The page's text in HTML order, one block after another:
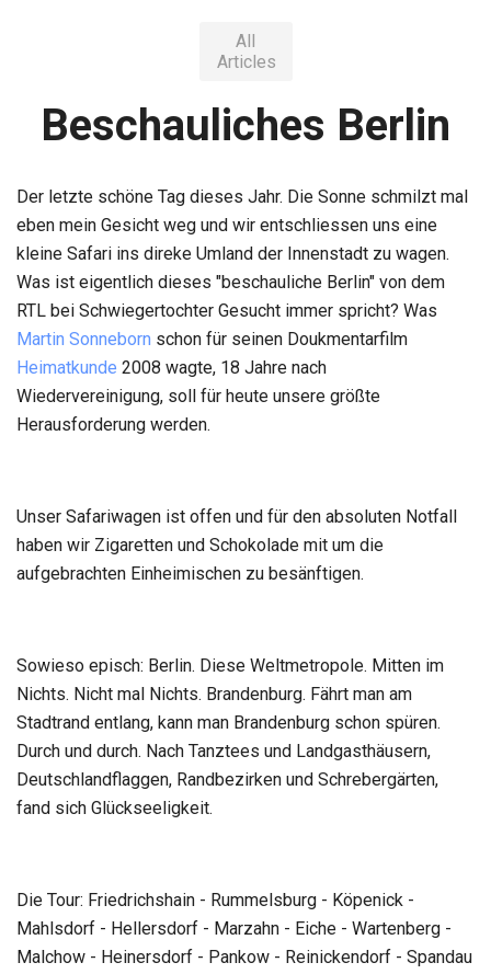
All
Articles
Beschauliches Berlin
Der letzte schöne Tag dieses Jahr. Die Sonne schmilzt mal
eben mein Gesicht weg und wir entschliessen uns eine
kleine Safari ins direke Umland der Innenstadt zu wagen.
Was ist eigentlich dieses "beschauliche Berlin" von dem
RTL bei Schwiegertochter Gesucht immer spricht? Was
Martin Sonneborn schon für seinen Doukmentarfilm
Heimatkunde 2008 wagte, 18 Jahre nach
Wiedervereinigung, soll für heute unsere größte
Herausforderung werden.
Unser Safariwagen ist offen und für den absoluten Notfall
haben wir Zigaretten und Schokolade mit um die
aufgebrachten Einheimischen zu besänftigen.
Sowieso episch: Berlin. Diese Weltmetropole. Mitten im
Nichts. Nicht mal Nichts. Brandenburg. Fährt man am
Stadtrand entlang, kann man Brandenburg schon spüren.
Durch und durch. Nach Tanztees und Landgasthäusern,
Deutschlandflaggen, Randbezirken und Schrebergärten,
fand sich Glückseeligkeit.
Die Tour: Friedrichshain - Rummelsburg - Köpenick -
Mahlsdorf - Hellersdorf - Marzahn - Eiche - Wartenberg -
Malchow - Heinersdorf - Pankow - Reinickendorf - Spandau